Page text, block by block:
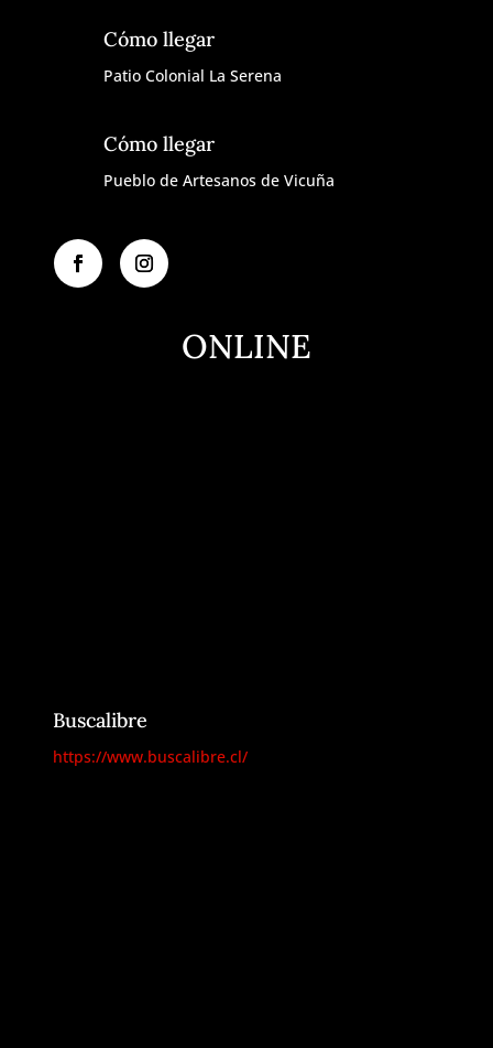
Cómo llegar
Patio Colonial La Serena
Cómo llegar
Pueblo de Artesanos de Vicuña
ONLINE
Buscalibre
https://www.buscalibre.cl/